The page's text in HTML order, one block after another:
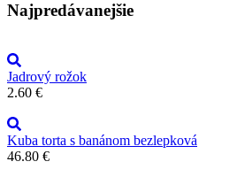
Najpredávanejšie
Jadrový rožok
2.60 €
Kuba torta s banánom bezlepková
46.80 €